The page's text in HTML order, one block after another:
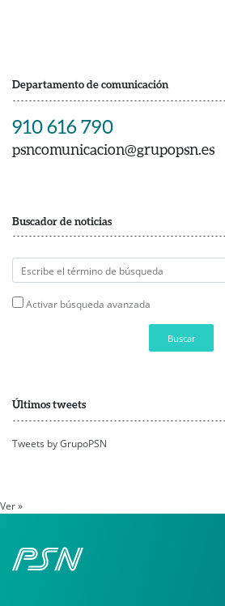
Departamento de comunicación
910 616 790
psncomunicacion@grupopsn.es
Buscador de noticias
Activar búsqueda avanzada
Buscar
Últimos tweets
Tweets by GrupoPSN
Ver »